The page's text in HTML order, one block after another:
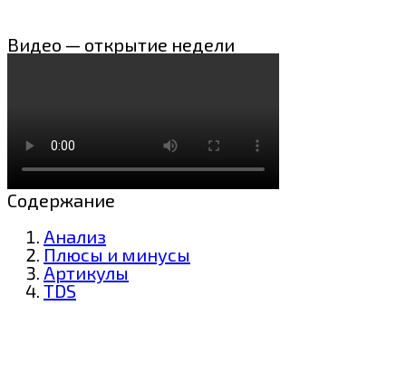
Видео — открытие недели
Содержание
Анализ
Плюсы и минусы
Артикулы
TDS